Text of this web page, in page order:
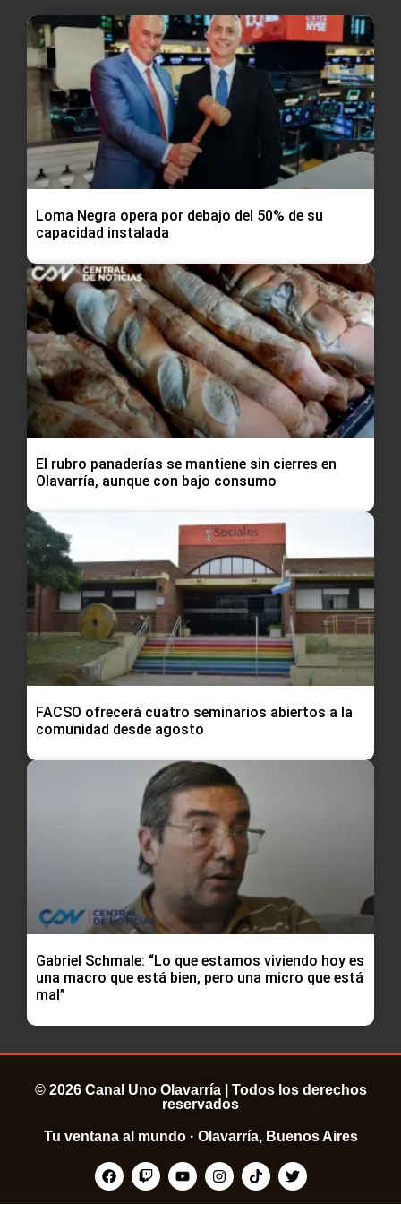
Loma Negra opera por debajo del 50% de su
capacidad instalada
El rubro panaderías se mantiene sin cierres en
Olavarría, aunque con bajo consumo
FACSO ofrecerá cuatro seminarios abiertos a la
comunidad desde agosto
Gabriel Schmale: “Lo que estamos viviendo hoy es
una macro que está bien, pero una micro que está
mal”
© 2026 Canal Uno Olavarría | Todos los derechos
reservados
Tu ventana al mundo · Olavarría, Buenos Aires